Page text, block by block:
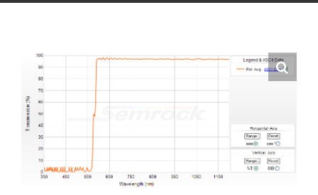
下载中心
新闻和活动
关于量感